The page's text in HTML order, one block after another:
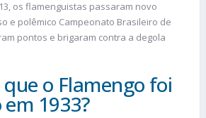
os flamenguistas passaram novo
e polêmico Campeonato Brasileiro de
pontos e brigaram contra a degola
que o Flamengo foi
1933?